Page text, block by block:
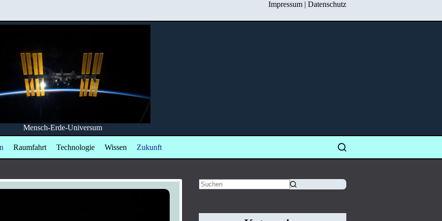
Impressum | Datenschutz
Mensch-Erde-Universum
Raumfahrt Technologie Wissen Zukunft